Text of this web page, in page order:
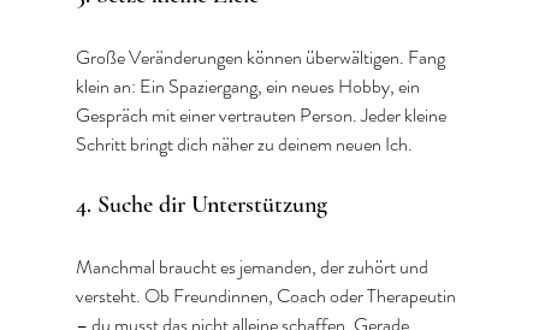
Große Veränderungen können überwältigen. Fang
klein an: Ein Spaziergang, ein neues Hobby, ein
Gespräch mit einer vertrauten Person. Jeder kleine
Schritt bringt dich näher zu deinem neuen Ich.
4. Suche dir Unterstützung
Manchmal braucht es jemanden, der zuhört und
versteht. Ob Freundinnen, Coach oder Therapeutin
– du musst das nicht alleine schaffen. Gerade